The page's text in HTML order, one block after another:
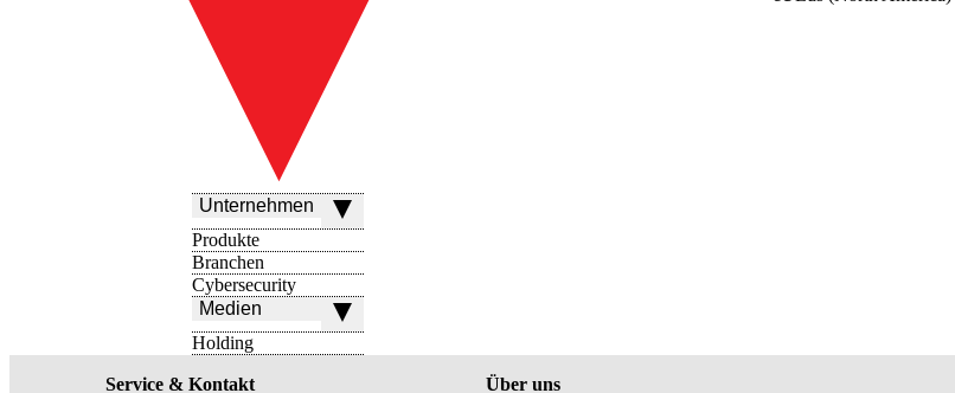
Unternehmen
Produkte
Branchen
Cybersecurity
Medien
Holding
Service & Kontakt Über uns